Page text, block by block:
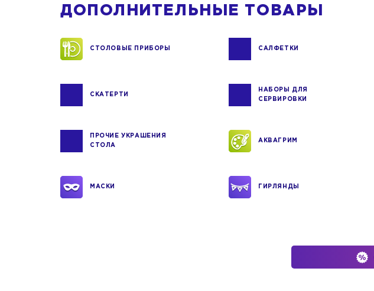
ДОПОЛНИТЕЛЬНЫЕ ТОВАРЫ
СТОЛОВЫЕ ПРИБОРЫ САЛФЕТКИ
СКАТЕРТИ
НАБОРЫ ДЛЯ
СЕРВИРОВКИ
ПРОЧИЕ УКРАШЕНИЯ
СТОЛА
АКВАГРИМ
МАСКИ ГИРЛЯНДЫ